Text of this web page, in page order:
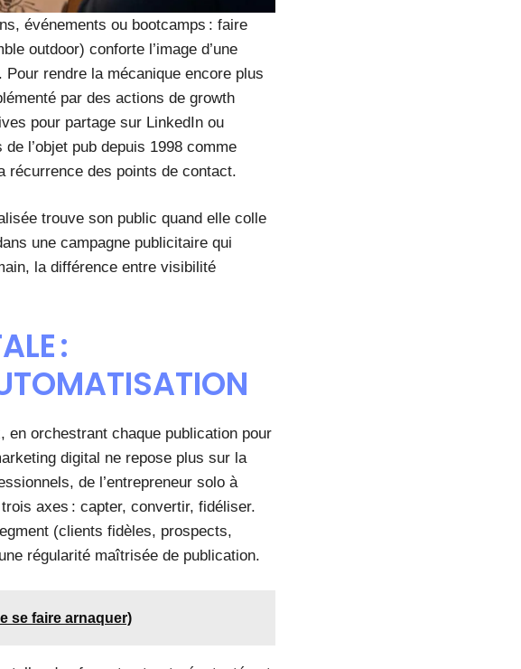
événements ou bootcamps : faire
outdoor) conforte l’image d’une
rendre la mécanique encore plus
par des actions de growth
pour partage sur LinkedIn ou
l’objet pub depuis 1998 comme
récurrence des points de contact.
trouve son public quand elle colle
une campagne publicitaire qui
la différence entre visibilité
:
en orchestrant chaque publication pour
digital ne repose plus sur la
de l’entrepreneur solo à
axes : capter, convertir, fidéliser.
(clients fidèles, prospects,
régularité maîtrisée de publication.
se faire arnaquer)